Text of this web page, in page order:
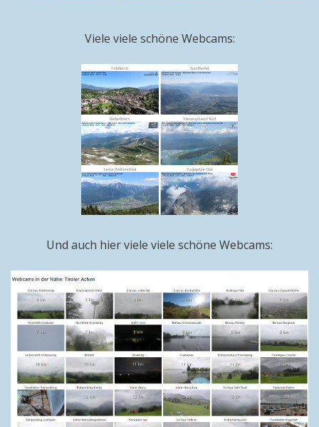
Viele viele schöne Webcams:
Und auch hier viele viele schöne Webcams: